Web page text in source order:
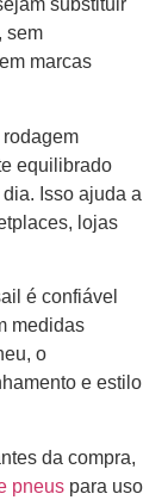
substituir
sem
marcas
equilibrado
Isso ajuda a
lojas
é confiável
medidas
o
e estilo
da compra,
pneus para uso